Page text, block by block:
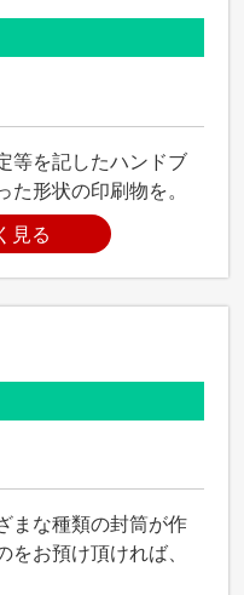
等を記したハンドブ
形状の印刷物を。
見る
まな種類の封筒が作
お預け頂ければ、